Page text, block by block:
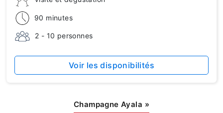
90 minutes
2 - 10 personnes
Voir les disponibilités
Champagne Ayala »